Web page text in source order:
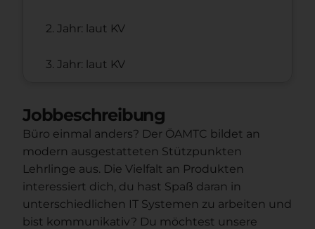
2. Jahr: laut KV
3. Jahr: laut KV
Jobbeschreibung
Büro einmal anders? Der ÖAMTC bildet an
modern ausgestatteten Stützpunkten
Lehrlinge aus. Die Vielfalt an Produkten
interessiert dich, du hast Spaß daran in
unterschiedlichen IT Systemen zu arbeiten und
bist kommunikativ? Du möchtest unsere